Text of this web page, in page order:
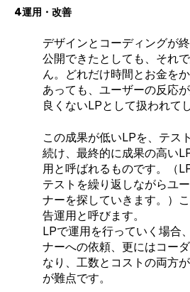
4運用・改善
デザインとコーディングが
公開できたとしても、それ
ん。どれだけ時間とお金を
あっても、ユーザーの反応
良くないLPとして扱われて
この成果が低いLPを、テス
続け、最終的に成果の高い
用と呼ばれるものです。（
テストを繰り返しながらユ
ナーを探していきます。）
告運用と呼びます。
LPで運用を行っていく場合
ナーへの依頼、更にはコー
なり、工数とコストの両方
が難点です。